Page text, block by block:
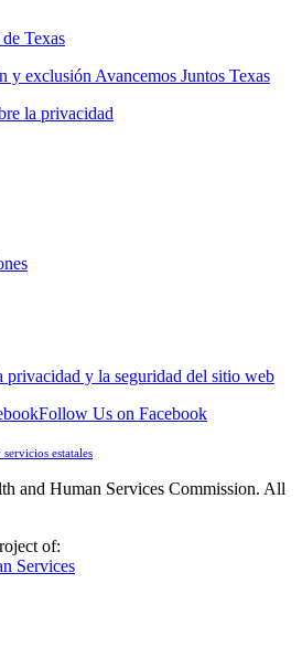
Texas
y exclusión Avancemos Juntos Texas
la privacidad
privacidad y la seguridad del sitio web
Follow Us on Facebook
estatales
and Human Services Commission. All
of: